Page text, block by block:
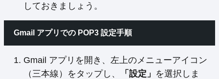
しておきましょう。
Gmail アプリでの POP3 設定手順
Gmail アプリを開き、左上のメニューアイコン
（三本線）をタップし、
「設定」 を選択しま